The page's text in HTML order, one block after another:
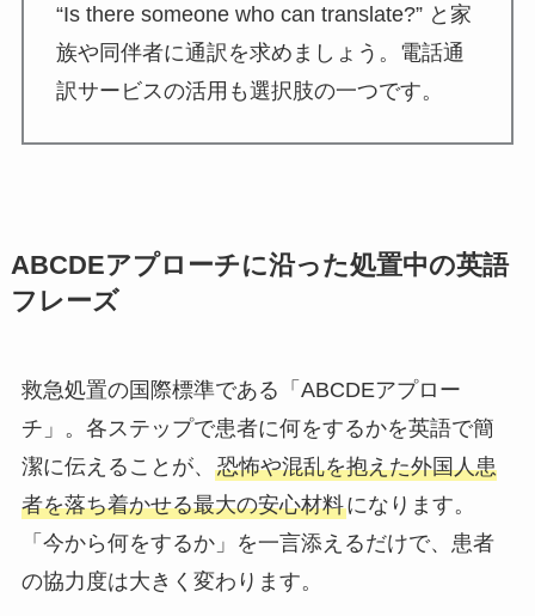
“Is there someone who can translate?” と家
族や同伴者に通訳を求めましょう。電話通
訳サービスの活用も選択肢の一つです。
ABCDEアプローチに沿った処置中の英語
フレーズ
救急処置の国際標準である「ABCDEアプロー
チ」。各ステップで患者に何をするかを英語で簡
潔に伝えることが、 恐怖や混乱を抱えた外国人患
者を落ち着かせる最大の安心材料になります。
「今から何をするか」を一言添えるだけで、患者
の協力度は大きく変わります。